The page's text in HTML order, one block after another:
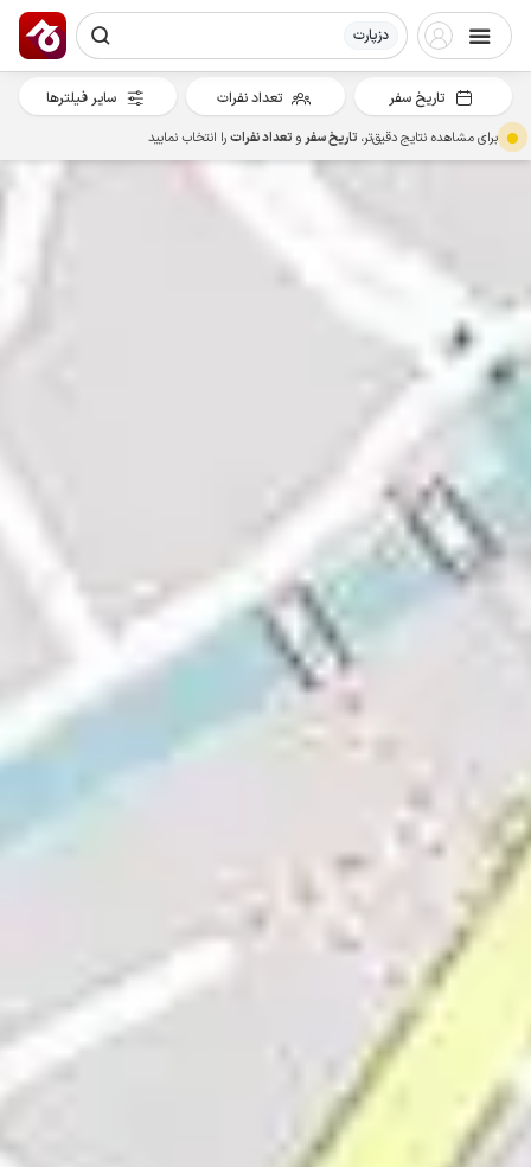
دزپارت
تاریخ سفر تعداد نفرات سایر فیلترها
برای مشاهده نتایج دقیق‌تر، تاریخ سفرو تعداد نفراترا انتخاب نمایید